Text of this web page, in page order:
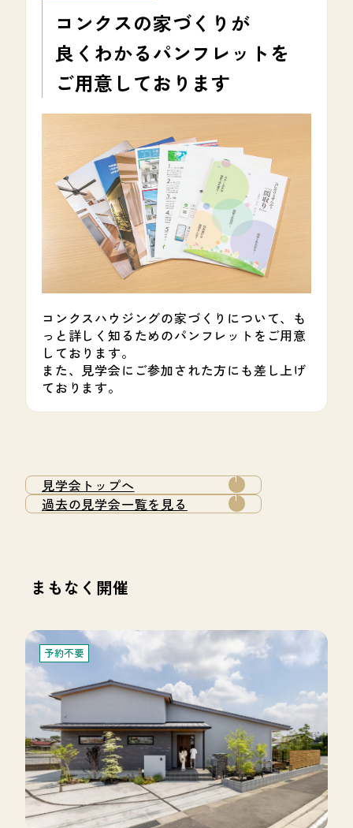
コンクスの家づくりが
良くわかるパンフレットを
ご用意しております
コンクスハウジングの家づくりについて、も
っと詳しく知るためのパンフレットをご用意
しております。
また、見学会にご参加された方にも差し上げ
ております。
見学会トップへ
過去の見学会一覧を見る
まもなく開催
予約不要